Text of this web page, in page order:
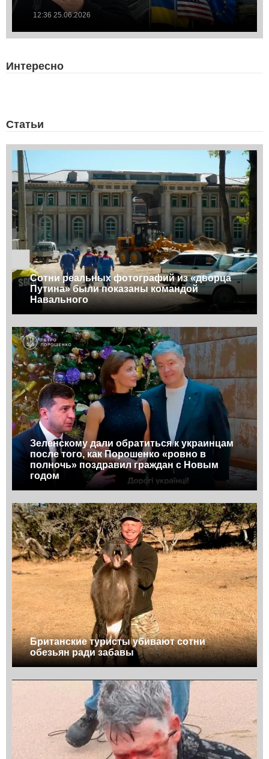
12:36 25.06.2026
Интересно
Статьи
Сотни реальных фотографий из «дворца
Путина» были показаны командой
Навального
Зеленскому дали обратиться к украинцам
после того, как Порошенко «ровно в
полночь» поздравил граждан с Новым
годом
Британские туристы убивают сотни
обезьян ради забавы